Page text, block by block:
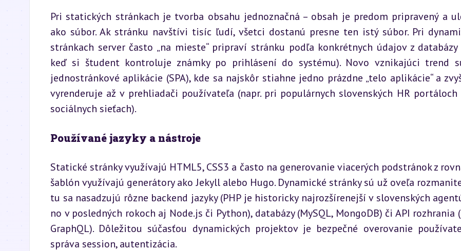
Pri statických stránkach je tvorba obsahu jednoznačná – obsah je predom pripravený a
ako súbor. Ak stránku navštívi tisíc ľudí, všetci dostanú presne ten istý súbor. Pri
stránkach server často „na mieste“ pripraví stránku podľa konkrétnych údajov z databázy
keď si študent kontroluje známky po prihlásení do systému). Novo vznikajúci trend
jednostránkové aplikácie (SPA), kde sa najskôr stiahne jedno prázdne „telo aplikácie“ a
vyrenderuje až v prehliadači používateľa (napr. pri populárnych slovenských HR portáloch
sociálnych sieťach).
Používané jazyky a nástroje
Statické stránky využívajú HTML5, CSS3 a často na generovanie viacerých podstránok z
šablón využívajú generátory ako Jekyll alebo Hugo. Dynamické stránky sú už oveľa
tu sa nasadzujú rôzne backend jazyky (PHP je historicky najrozšírenejší v slovenských
no v posledných rokoch aj Node.js či Python), databázy (MySQL, MongoDB) či API rozhrania
GraphQL). Dôležitou súčasťou dynamických projektov je bezpečné overovanie
správa session, autentizácia.